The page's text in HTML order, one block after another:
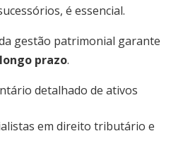
é essencial.
gestão patrimonial garante
prazo.
detalhado de ativos
em direito tributário e